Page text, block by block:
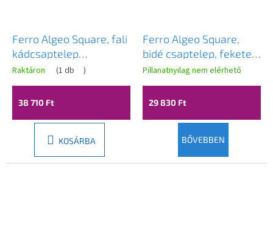
Ferro Algeo Square, fali
kádcsaptelep
zuhanygarnitúra nélkül,
fekete matt-króm,
BAQ1BLC
Raktáron (1 db )
38 710 Ft
KOSÁRBA
Ferro Algeo Square,
bidé csaptelep, fekete
matt-króm, BAQ6BLC
Pillanatnyilag nem elérhető
29 830 Ft
BŐVEBBEN